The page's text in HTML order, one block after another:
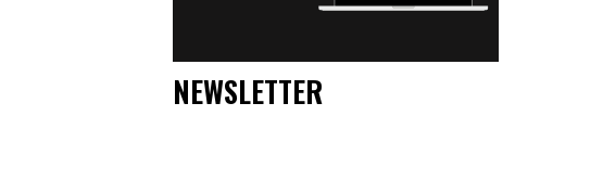
NEWSLETTER